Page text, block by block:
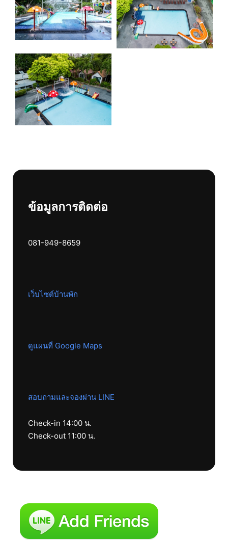
ข้อมูลการติดต่อ
081-949-8659
เว็บไซต์บ้านพัก
ดูแผนที่ Google Maps
สอบถามและจองผ่าน LINE
Check-in 14:00 น.
Check-out 11:00 น.